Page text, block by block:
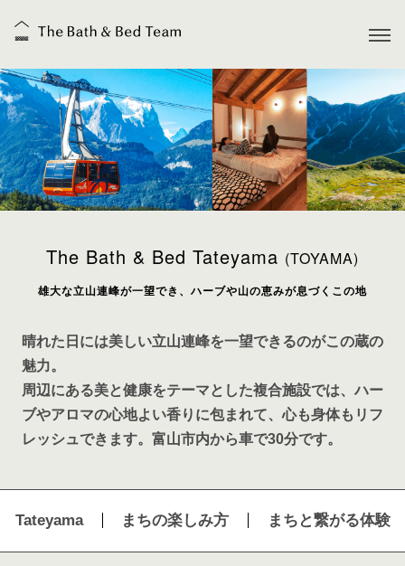
The Bath & Bed Tateyama (TOYAMA)
雄大な立山連峰が一望でき、ハーブや山の恵みが息づくこの地
晴れた日には美しい立山連峰を一望できるのがこの蔵の
魅力。
周辺にある美と健康をテーマとした複合施設では、ハー
ブやアロマの心地よい香りに包まれて、心も身体もリフ
レッシュできます。富山市内から車で30分です。
Tateyama まちの楽しみ方 まちと繋がる体験